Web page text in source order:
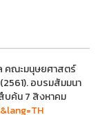
คณะมนุษยศาสตร์
อบรมสัมมนา
บค้น 7 สิงหาคม